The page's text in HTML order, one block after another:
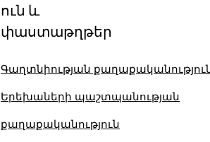
ուն և
փաստաթղթեր
Գաղտնիության
Երեխաների պաշտպանության
քաղաքականություն